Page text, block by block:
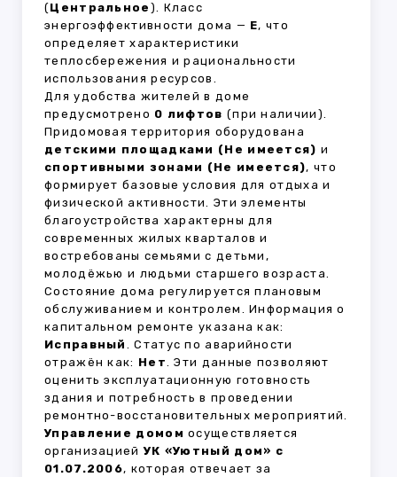
(Центральное ). Класс
энергоэффективности дома — E, что
определяет характеристики
теплосбережения и рациональности
использования ресурсов.
Для удобства жителей в доме
предусмотрено 0 лифтов (при наличии).
Придомовая территория оборудована
детскими площадками (Не имеется) и
спортивными зонами (Не имеется), что
формирует базовые условия для отдыха и
физической активности. Эти элементы
благоустройства характерны для
современных жилых кварталов и
востребованы семьями с детьми,
молодёжью и людьми старшего возраста.
Состояние дома регулируется плановым
обслуживанием и контролем. Информация о
капитальном ремонте указана как:
Исправный . Статус по аварийности
отражён как: Нет. Эти данные позволяют
оценить эксплуатационную готовность
здания и потребность в проведении
ремонтно-восстановительных мероприятий.
Управление домом осуществляется
организациейУК «Уютный дом» с
01.07.2006, которая отвечает за